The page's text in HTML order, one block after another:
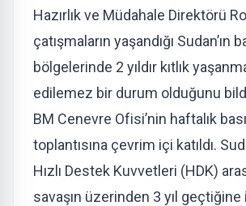
Hazırlık ve Müdahale Direktörü
çatışmaların yaşandığı Sudan’ın
bölgelerinde 2 yıldır kıtlık
edilemez bir durum olduğunu
BM Cenevre Ofisi’nin haftalık
toplantısına çevrim içi katıldı.
Hızlı Destek Kuvvetleri (HDK)
savaşın üzerinden 3 yıl